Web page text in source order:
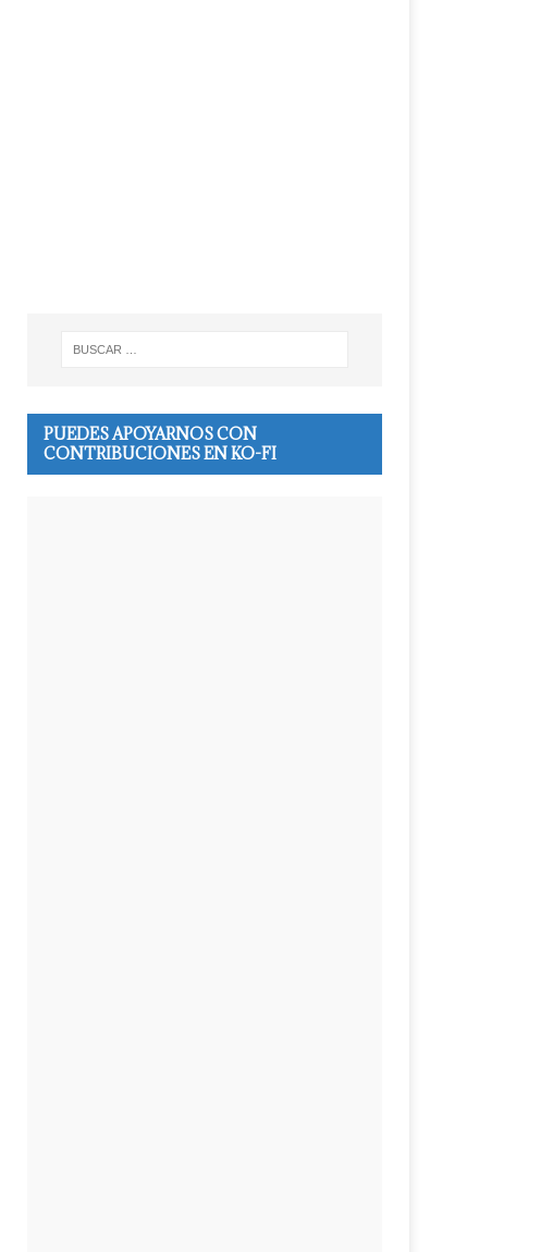
PUEDES APOYARNOS CON
CONTRIBUCIONES EN KO-FI